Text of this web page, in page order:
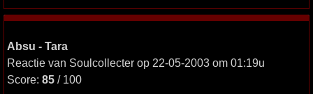
Absu - Tara
Reactie van Soulcollecter op 22-05-2003 om 01:19u
Score: 85 / 100